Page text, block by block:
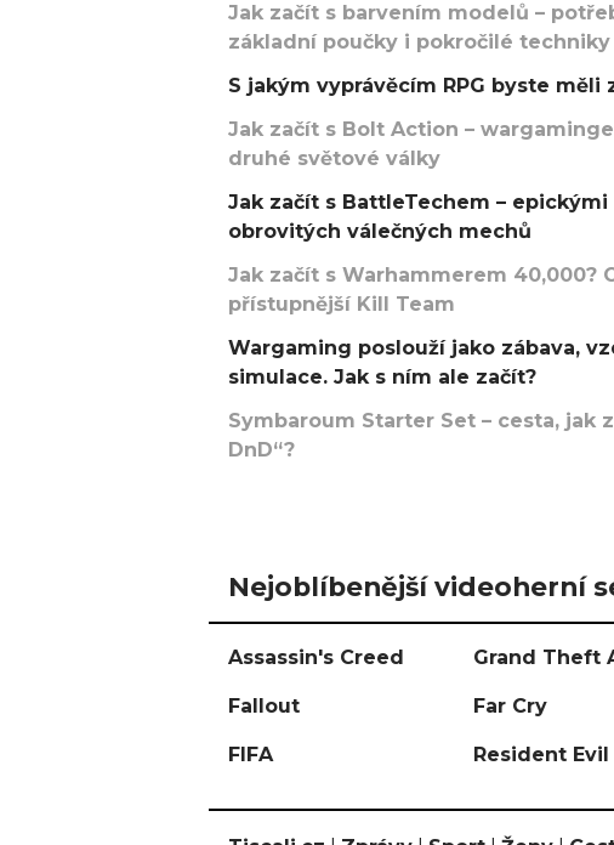
Jak začít s barvením modelů –
základní poučky i pokročilé techniky
S jakým vyprávěcím RPG byste měli
Jak začít s Bolt Action –
druhé světové války
Jak začít s BattleTechem –
obrovitých válečných mechů
Jak začít s Warhammerem 40,000?
přístupnější Kill Team
Wargaming poslouží jako zábava,
simulace. Jak s ním ale začít?
Symbaroum Starter Set – cesta, jak
DnD“?
Nejoblíbenější videoherní
Assassin's Creed Grand Theft
Fallout Far Cry
FIFA Resident Evil